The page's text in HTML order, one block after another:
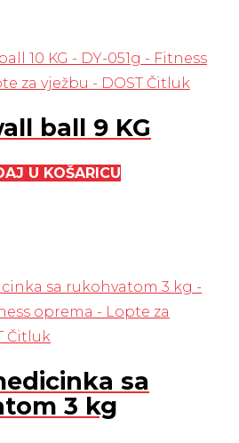
ball 9 KG
U KOŠARICU
sa
3 kg